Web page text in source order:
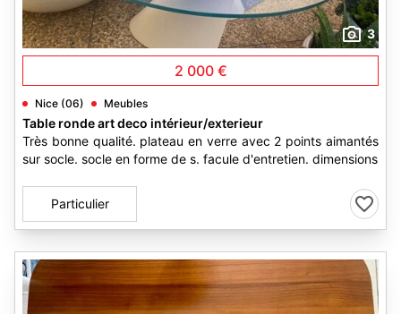
3
2 000 €
Nice (06) Meubles
Table ronde art deco intérieur/exterieur
Très bonne qualité. plateau en verre avec 2 points aimantés
sur socle. socle en forme de s. facule d'entretien. dimensions
Particulier